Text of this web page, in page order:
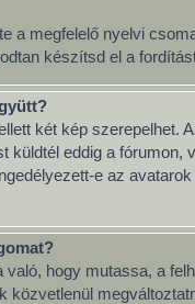
a megfelelő nyelvi
készítsd el a
két kép
eddig a
e az
hogy mutassa, a
közvetlenül